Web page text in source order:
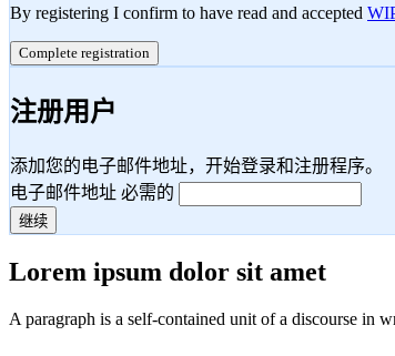
By registering I confirm to have read and accepted
Complete registration
注册用户
添加您的电子邮件地址，开始登录和注册程序。
电子邮件地址 必需的
继续
Lorem ipsum dolor sit amet
A paragraph is a self-contained unit of a discourse in